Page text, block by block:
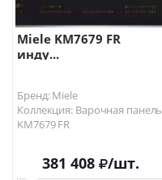
Miele KM7679 FR
инду...
Бренд: Miele
Коллекция: Варочная панель
KM7679 FR
381 408 /шт.